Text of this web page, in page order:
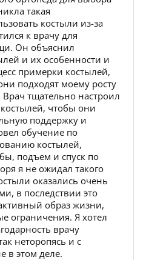
такая
костыли из-за
к врачу для
Он объяснил
и их особенности и
примерки костылей,
подходят моему росту
тщательно настроил
чтобы они
поддержку и
обучение по
костылей,
подъем и спуск по
я не ожидал такого
оказались очень
в последствии это
образ жизни,
ограничения. Я хотел
врачу
неторопясь и с
в этом деле.